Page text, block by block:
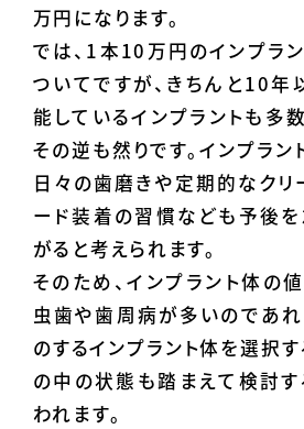
万円になります。
では、1本10万円のインプラ
ついてですが、きちんと10
能しているインプラントも多
その逆も然りです。インプラン
日々の歯磨きや定期的なクリ
ード装着の習慣なども予後
がると考えられます。
そのため、インプラント体の
虫歯や歯周病が多いのであ
のするインプラント体を選択
の中の状態も踏まえて検討
われます。